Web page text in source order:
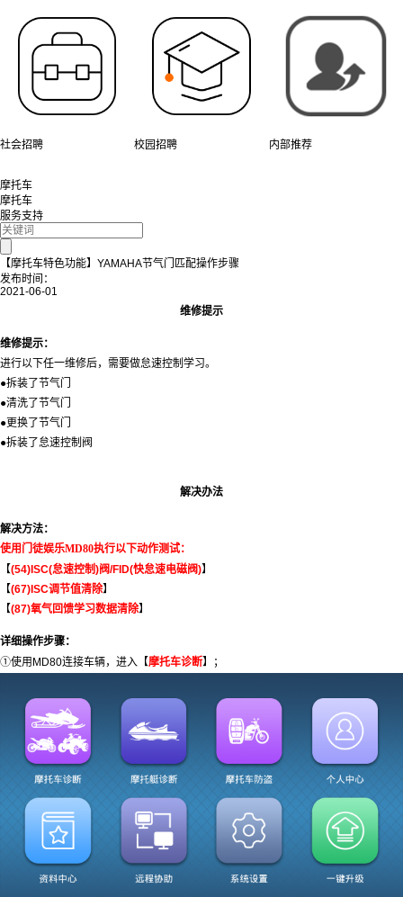
社会招聘 校园招聘 内部推荐
摩托车
摩托车
服务支持
【摩托车特色功能】YAMAHA节气门匹配操作步骤
发布时间：
2021-06-01
维修提示
维修提示：
进行以下任一维修后，需要做怠速控制学习。
●拆装了节气门
●清洗了节气门
●更换了节气门
●拆装了怠速控制阀
解决办法
解决方法：
使用门徒娱乐MD80执行以下动作测试：
【(54)ISC(怠速控制)阀/FID(快怠速电磁阀)】
【(67)ISC调节值清除】
【(87)氧气回馈学习数据清除】
详细操作步骤：
①使用MD80连接车辆，进入【摩托车诊断】；